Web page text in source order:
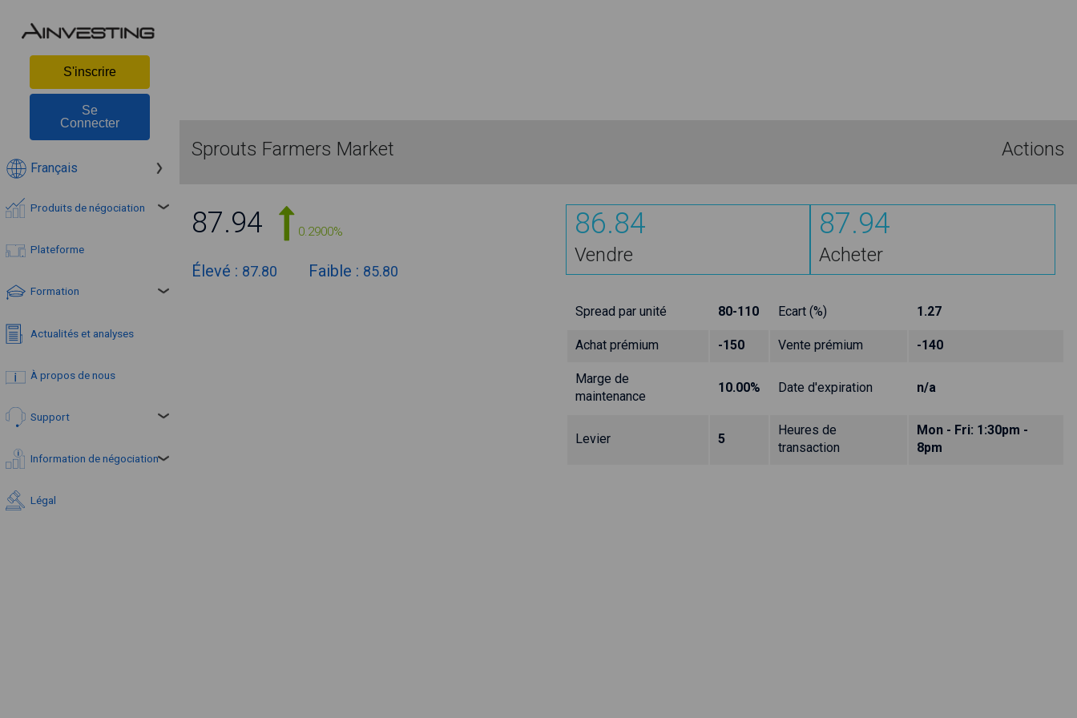
S'inscrire
Se
Connecter
Français
Produits de négociation
Plateforme
Formation
Actualités et analyses
À propos de nous
Support
Information de négociation
Légal
Sprouts Farmers Market Actions
87.94 0.2900%
Élevé : 87.80 Faible : 85.80
86.84
Vendre
87.94
Acheter
Spread par unité 80-110 Ecart (%) 1.27
Achat prémium -150 Vente prémium -140
Marge de
maintenance
10.00% Date d'expiration n/a
Levier 5
Heures de
transaction
Mon - Fri: 1:30pm -
8pm